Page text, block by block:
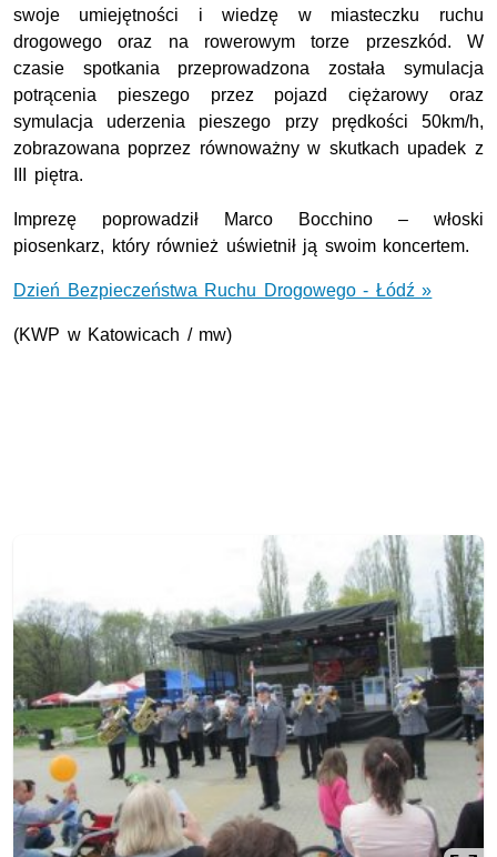
swoje umiejętności i wiedzę w miasteczku ruchu
drogowego oraz na rowerowym torze przeszkód. W
czasie spotkania przeprowadzona została symulacja
potrącenia pieszego przez pojazd ciężarowy oraz
symulacja uderzenia pieszego przy prędkości 50km/h,
zobrazowana poprzez równoważny w skutkach upadek z
III piętra.
Imprezę poprowadził Marco Bocchino – włoski
piosenkarz, który również uświetnił ją swoim koncertem.
Dzień Bezpieczeństwa Ruchu Drogowego - Łódź »
(KWP w Katowicach / mw)